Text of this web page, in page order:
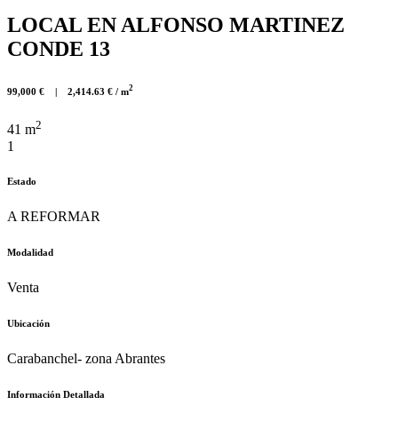
LOCAL EN ALFONSO MARTINEZ
CONDE 13
99,000 € | 2,414.63 € / m2
41 m2
1
Estado
A REFORMAR
Modalidad
Venta
Ubicación
Carabanchel- zona Abrantes
Información Detallada